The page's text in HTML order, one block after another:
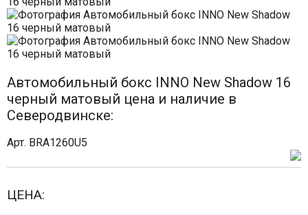
Автомобильный бокс INNO New Shadow 16
черный матовый цена и наличие в
Северодвинске:
Арт. BRA1260U5
ЦЕНА: